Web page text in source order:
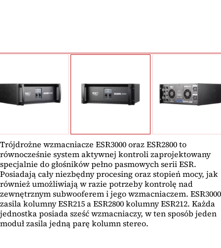
Trójdrożne wzmacniacze ESR3000 oraz ESR2800 to
równocześnie system aktywnej kontroli zaprojektowany
specjalnie do głośników pełno pasmowych serii ESR.
Posiadają cały niezbędny procesing oraz stopień mocy, jak
również umożliwiają w razie potrzeby kontrolę nad
zewnętrznym subwooferem i jego wzmacniaczem. ESR3000
zasila kolumny ESR215 a ESR2800 kolumny ESR212. Każda
jednostka posiada sześć wzmacniaczy, w ten sposób jeden
moduł zasila jedną parę kolumn stereo.